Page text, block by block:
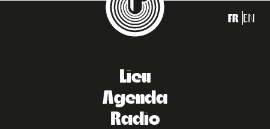
FR EN
Lieu
Agenda
Radio